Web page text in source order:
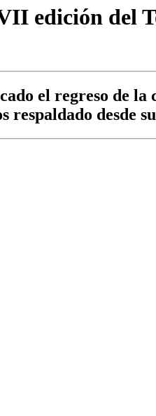
edición del
el regreso de
desde